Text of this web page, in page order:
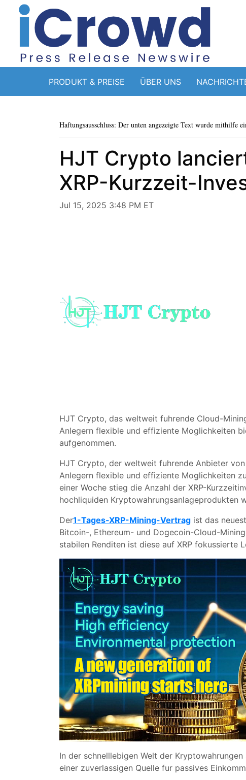
PRODUKT & PREISE ÜBER UNS
Haftungsausschluss: Der unten angezeigte Text wurde mithilfe
HJT Crypto
XRP-Kurzzeit-
Jul 15, 2025 3:48 PM ET
HJT Crypto, das weltweit fuhrende Cloud-
Anlegern flexible und effiziente Moglichkeiten
aufgenommen.
HJT Crypto, der weltweit fuhrende Anbieter
Anlegern flexible und effiziente Moglichkeiten
einer Woche stieg die Anzahl der XRP-
hochliquiden Kryptowahrungsanlageprodukten
Der1-Tages-XRP-Mining-Vertrag ist das
Bitcoin-, Ethereum- und Dogecoin-Cloud-
stabilen Renditen ist diese auf XRP fokussierte
In der schnelllebigen Welt der
einer zuverlassigen Quelle fur passives